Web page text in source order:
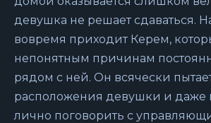
девушка не решает сдаваться.
вовремя приходит Керем,
непонятным причинам
рядом с ней. Он всячески
расположения девушки и даже
лично поговорить с